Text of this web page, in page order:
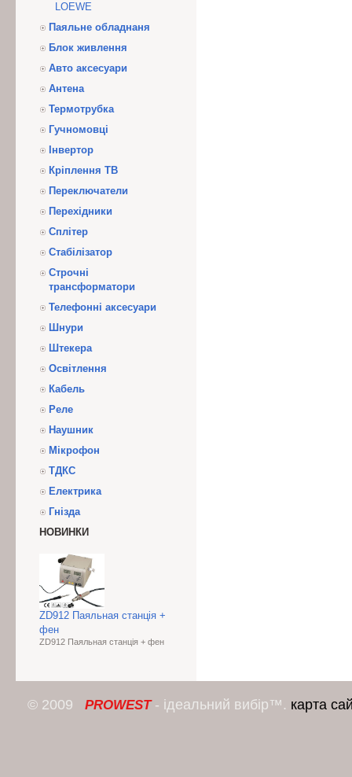
LOEWE
Паяльне обладнаня
Блок живлення
Авто аксесуари
Антена
Термотрубка
Гучномовці
Інвертор
Кріплення ТВ
Переключатели
Перехідники
Сплітер
Стабілізатор
Строчні
трансформатори
Телефонні аксесуари
Шнури
Штекера
Освітлення
Кабель
Реле
Наушник
Мікрофон
ТДКС
Електрика
Гнізда
НОВИНКИ
ZD912 Паяльная станція +
фен
ZD912 Паяльная станція + фен
© 2009 PROWEST- ідеальний вибір™. карта